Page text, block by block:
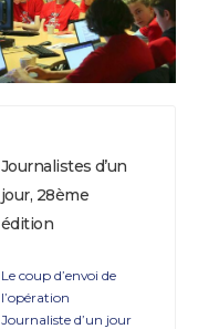
Journalistes d’un
jour, 28ème
édition
Le coup d’envoi de
l’opération
Journaliste d’un jour